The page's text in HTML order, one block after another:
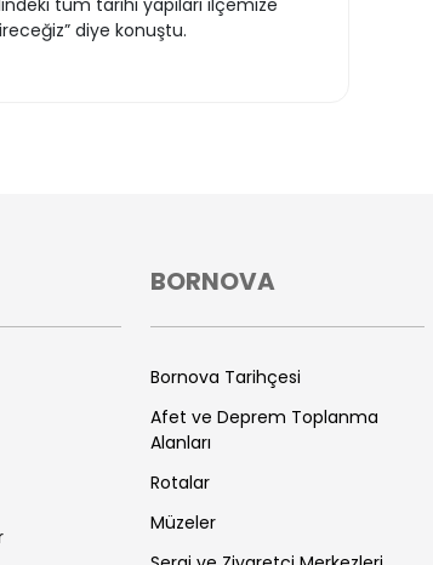
tüm tarihi yapıları ilçemize
diye konuştu.
BORNOVA
Bornova Tarihçesi
Afet ve Deprem Toplanma
Alanları
Rotalar
Müzeler